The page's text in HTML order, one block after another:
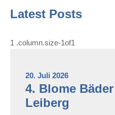
Latest Posts
20. Juli 2026
4. Blome
Leiberg